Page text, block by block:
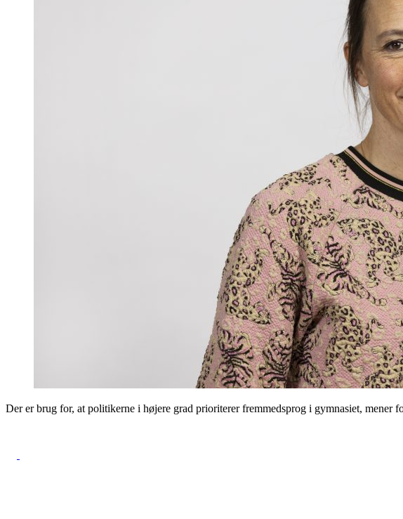
Der er brug for, at politikerne i højere grad prioriterer fremmedsprog i gymnasiet,